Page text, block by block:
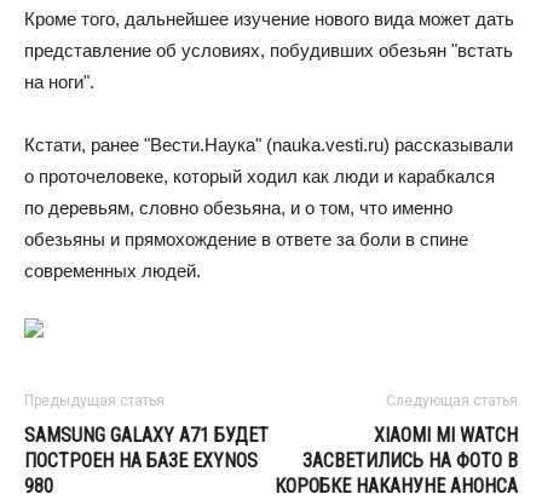
Кроме того, дальнейшее изучение нового вида может дать
представление об условиях, побудивших обезьян "встать
на ноги".
Кстати, ранее "Вести.Наука" (nauka.vesti.ru) рассказывали
о проточеловеке, который ходил как люди и карабкался
по деревьям, словно обезьяна, и о том, что именно
обезьяны и прямохождение в ответе за боли в спине
современных людей.
Предыдущая статья
SAMSUNG GALAXY A71 БУДЕТ
ПОСТРОЕН НА БАЗЕ EXYNOS
980
Следующая статья
XIAOMI MI WATCH
ЗАСВЕТИЛИCЬ НА ФОТО В
КОРОБКЕ НАКАНУНЕ АНОНСА